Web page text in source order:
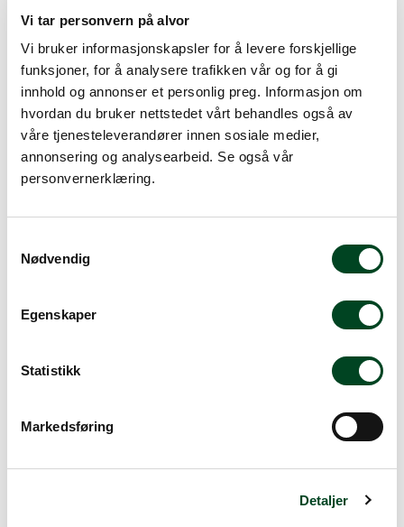
Vi tar personvern på alvor
Vi bruker informasjonskapsler for å levere forskjellige
funksjoner, for å analysere trafikken vår og for å gi
innhold og annonser et personlig preg. Informasjon om
hvordan du bruker nettstedet vårt behandles også av
våre tjenesteleverandører innen sosiale medier,
annonsering og analysearbeid. Se også vår
personvernerklæring.
Nødvendig
Egenskaper
Statistikk
Markedsføring
Detaljer
Luzerne COTTAGE